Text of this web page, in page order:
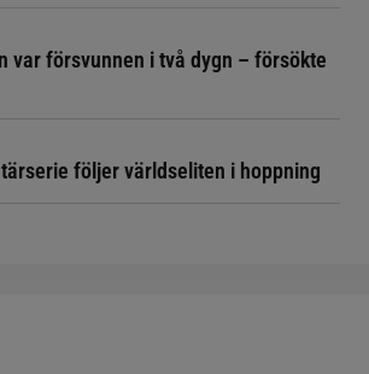
var försvunnen i två dygn – försökte
följer världseliten i hoppning